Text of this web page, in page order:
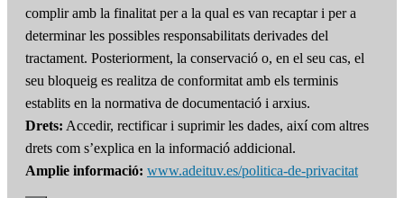
complir amb la finalitat per a la qual es van recaptar i per a
determinar les possibles responsabilitats derivades del
tractament. Posteriorment, la conservació o, en el seu cas, el
seu bloqueig es realitza de conformitat amb els terminis
establits en la normativa de documentació i arxius.
Drets: Accedir, rectificar i suprimir les dades, així com altres
drets com s’explica en la informació addicional.
Amplie informació: www.adeituv.es/politica-de-privacitat